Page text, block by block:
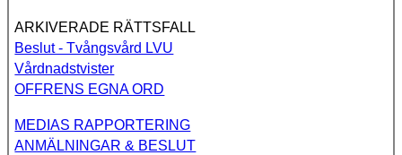
ARKIVERADE RÄTTSFALL
Beslut - Tvångsvård LVU
Vårdnadstvister
OFFRENS EGNA ORD
MEDIAS RAPPORTERING
ANMÄLNINGAR & BESLUT